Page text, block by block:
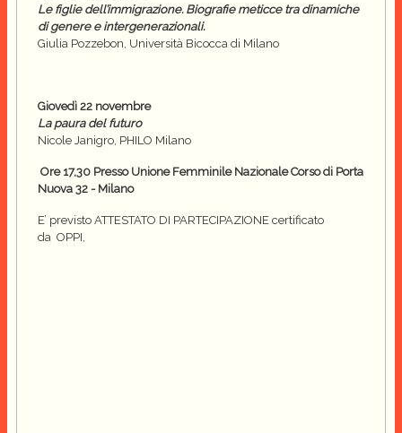
Le figlie dell’immigrazione. Biografie meticce tra dinamiche
di genere e intergenerazionali.
Giulia Pozzebon, Università Bicocca di Milano
Giovedì 22 novembre
La paura del futuro
Nicole Janigro, PHILO Milano
Ore 17,30 Presso Unione Femminile NazionaleCorso di Porta
Nuova 32 - Milano
E’ previsto ATTESTATO DI PARTECIPAZIONE certificato
da OPPI,